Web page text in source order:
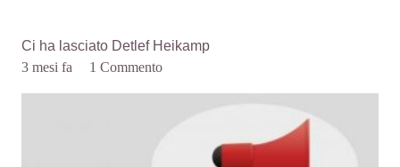
Ci ha lasciato Detlef Heikamp
3 mesi fa
1Commento